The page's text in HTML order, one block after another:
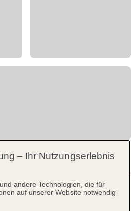
– Ihr Nutzungserlebnis
andere Technologien, die für
auf unserer Website notwendig